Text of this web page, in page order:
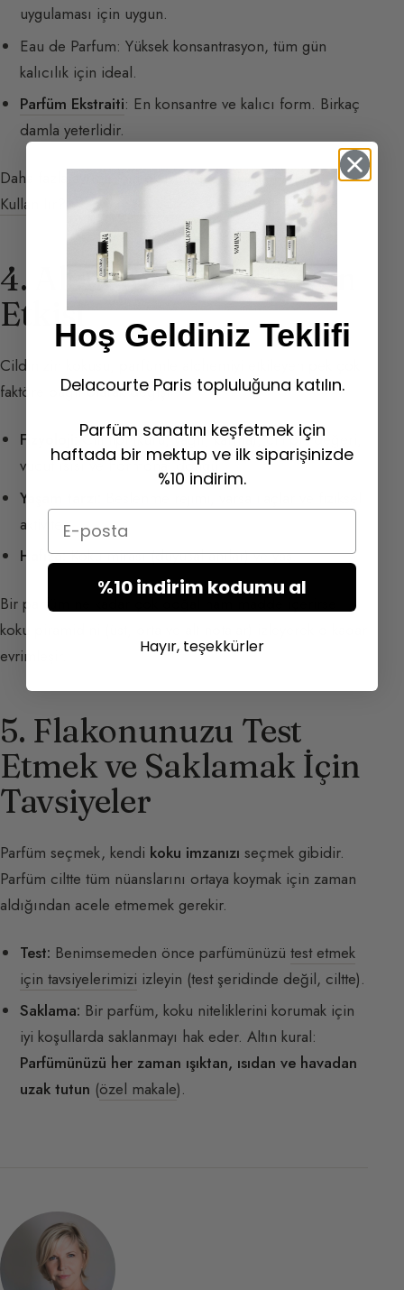
uygulaması için uygun.
Eau de Parfum: Yüksek konsantrasyon, tüm gün
kalıcılık için ideal.
Parfüm Ekstraiti: En konsantre ve kalıcı form. Birkaç
damla yeterlidir.
Daha fazla ayrıntı için okuyun:Ne Sıklıkla Parfüm
Kullanılır?
4. Alchemi: Cilt ve Yaşın
Etkisi
Cildinizin kokusu, parfümle alchemiyi etkileyen pek çok
faktöre bağlı olarak değişir:
Fizyoloji: Cilt tipi ( kuru, yağlı, karma), cilt pH değeri,
vücut ısısı ve hormonal döngü.
Yaşam tarzı:
aktivite.
Hafıza:Koku mirası (duyusal anılar) ve yaş.
Bir parfüm ne kadar çok doğal ham madde içerirse
koku piramidini (üst, orta ve alt notalar) izleyerek o kadar
evrimleşir.
5. Flakonunuzu Test
Etmek ve Saklamak İçin
Tavsiyeler
Parfüm seçmek, kendi koku imzanızı seçmek gibidir.
Parfüm ciltte tüm nüanslarını ortaya koymak için zaman
aldığından acele etmemek gerekir.
Test: Benimsemeden önce parfümünüzütest etmek
için tavsiyelerimizi izleyin (test şeridinde değil, ciltte).
Saklama: Bir parfüm, koku niteliklerini korumak için
iyi koşullarda saklanmayı hak eder. Altın kural:
Parfümünüzü her zaman ışıktan, ısıdan ve havadan
uzak tutun (özel makale).
Hoş Geldiniz Teklifi
Delacourte Paris topluluğuna katılın.
Parfüm sanatını keşfetmek için
haftada bir mektup ve ilk siparişinizde
%10 indirim.
Email
%10 indirim kodumu al
Hayır, teşekkürler